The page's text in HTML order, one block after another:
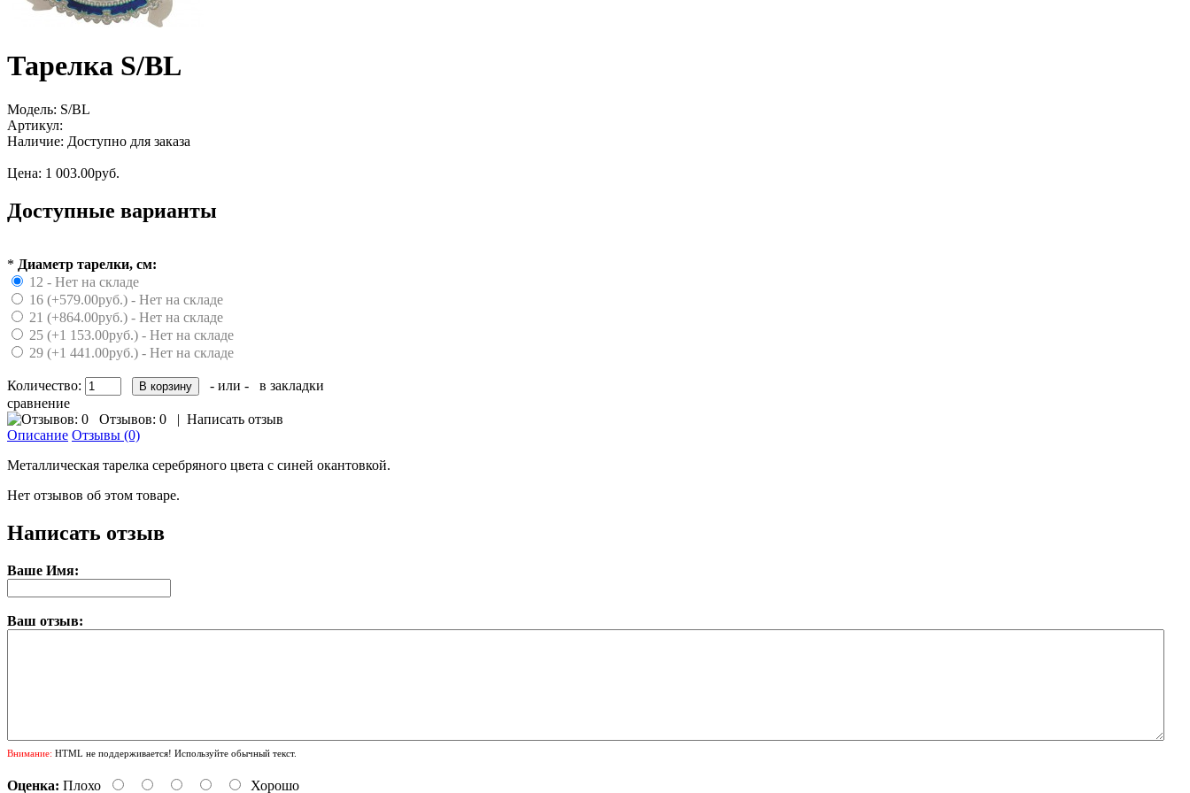
Тарелка S/BL
Модель: S/BL
Артикул:
Наличие: Доступно для заказа
Цена: 1 003.00руб.
Доступные варианты
* Диаметр тарелки, см:
12 - Нет на складе
16 (+579.00руб.) - Нет на складе
21 (+864.00руб.) - Нет на складе
25 (+1 153.00руб.) - Нет на складе
29 (+1 441.00руб.) - Нет на складе
Количество: - или -
в закладки
сравнение
Отзывов: 0 | Написать отзыв
Описание Отзывы (0)
Металлическая тарелка серебряного цвета с синей окантовкой.
Нет отзывов об этом товаре.
Написать отзыв
Ваше Имя:
Ваш отзыв:
Внимание: HTML не поддерживается! Используйте обычный текст.
Оценка: Плохо Хорошо